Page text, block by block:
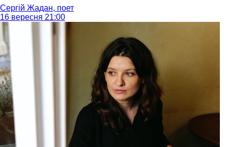
Сергій Жадан, поет
16 вересня 21:00